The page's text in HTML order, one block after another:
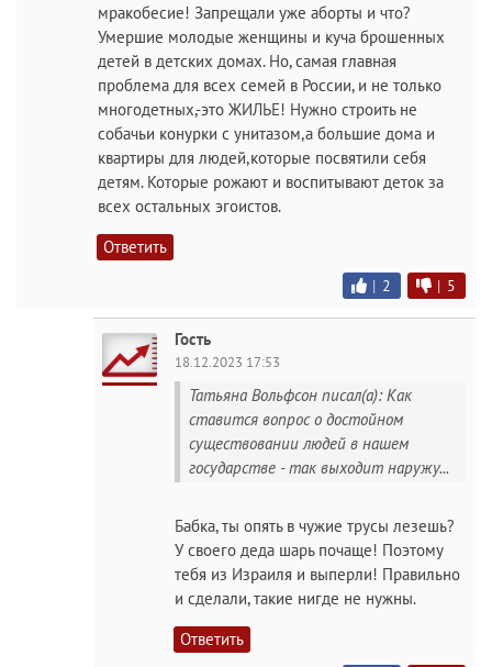
мракобесие! Запрещали уже аборты и что?
Умершие молодые женщины и куча брошенных
детей в детских домах. Но, самая главная
проблема для всех семей в России, и не только
многодетных,-это ЖИЛЬЕ! Нужно строить не
собачьи конурки с унитазом,а большие дома и
квартиры для людей,которые посвятили себя
детям. Которые рожают и воспитывают деток за
всех остальных эгоистов.
Ответить
| 2 | 5
Гость
18.12.2023 17:53
Татьяна Вольфсон писал(а): Как
ставится вопрос о достойном
существовании людей в нашем
государстве - так выходит наружу...
Бабка, ты опять в чужие трусы лезешь?
У своего деда шарь почаще! Поэтому
тебя из Израиля и выперли! Правильно
и сделали, такие нигде не нужны.
Ответить